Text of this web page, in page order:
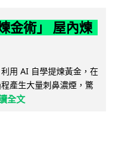
金術」 屋內煉
用 AI 自學提煉黃金，在
產生大量刺鼻濃煙，驚
全文